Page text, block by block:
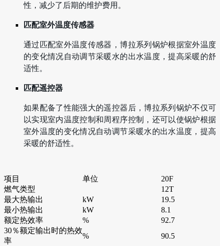
性，减少了后期的维护费用。
匹配室外温度传感器
通过匹配室外温度传感器，博拉系列锅炉根据室外温度
的变化情况自动调节采暖水的出水温度，提高采暖的舒
适性。
匹配遥控器
如果配备了性能强大的遥控器后，博拉系列锅炉不仅可
以实现室内温度控制和周程序控制，还可以使锅炉根据
室外温度的变化情况自动调节采暖水的出水温度，提高
采暖的舒适性。
项目 单位
20F
燃气类型
12T
最大热输出
kW
19.5
最小热输出
kW
8.1
额定热效率
%
92.7
30％额定输出时的热效
率
%
90.5